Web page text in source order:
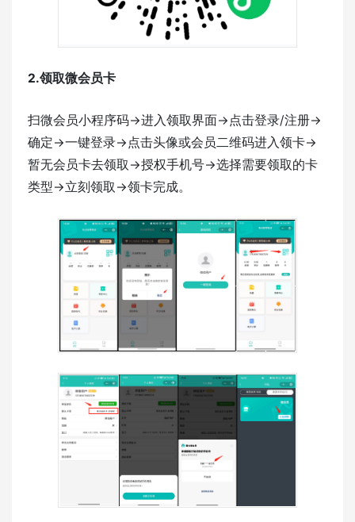
2.领取微会员卡
扫微会员小程序码->进入领取界面->点击登录/注册->
确定->一键登录->点击头像或会员二维码进入领卡->
暂无会员卡去领取->授权手机号->选择需要领取的卡
类型->立刻领取->领卡完成。